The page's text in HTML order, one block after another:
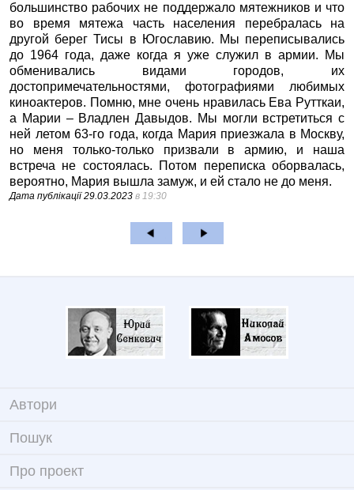
большинство рабочих не поддержало мятежников и что
во время мятежа часть населения перебралась на
другой берег Тисы в Югославию. Мы переписывались
до 1964 года, даже когда я уже служил в армии. Мы
обменивались видами городов, их
достопримечательностями, фотографиями любимых
киноактеров. Помню, мне очень нравилась Ева Рутткаи,
а Марии – Владлен Давыдов. Мы могли встретиться с
ней летом 63-го года, когда Мария приезжала в Москву,
но меня только-только призвали в армию, и наша
встреча не состоялась. Потом переписка оборвалась,
вероятно, Мария вышла замуж, и ей стало не до меня.
Дата публікації29.03.2023 в 19:30
Автори
Пошук
Про проект